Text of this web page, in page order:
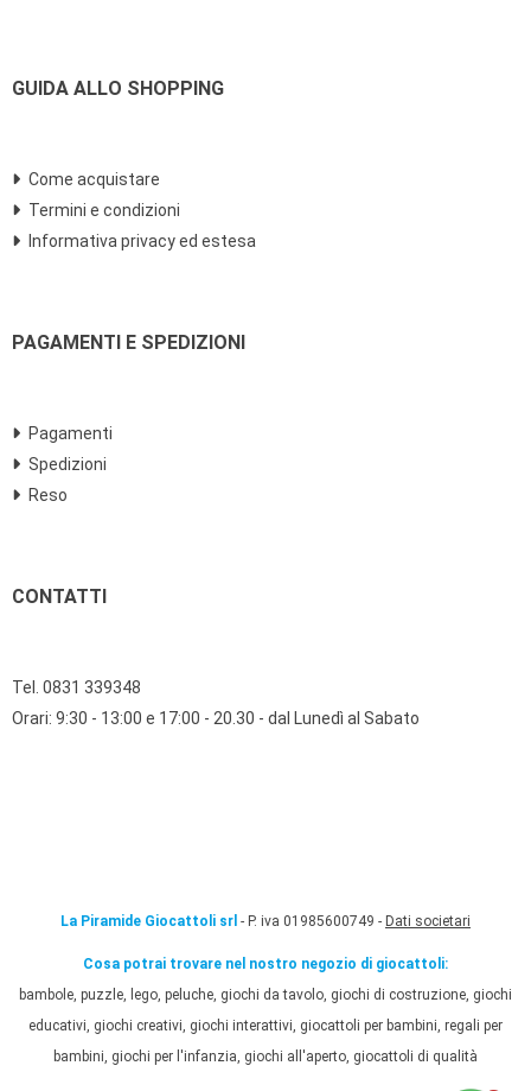
GUIDA ALLO SHOPPING
Come acquistare
Termini e condizioni
Informativa privacy ed estesa
PAGAMENTI E SPEDIZIONI
Pagamenti
Spedizioni
Reso
CONTATTI
Tel. 0831 339348
Orari: 9:30 - 13:00 e 17:00 - 20.30 - dal Lunedì al Sabato
La Piramide Giocattoli srl - P. iva 01985600749 - Dati societari
Cosa potrai trovare nel nostro negozio di giocattoli:
bambole, puzzle, lego, peluche, giochi da tavolo, giochi di costruzione, giochi
educativi, giochi creativi, giochi interattivi, giocattoli per bambini, regali per
bambini, giochi per l'infanzia, giochi all'aperto, giocattoli di qualità